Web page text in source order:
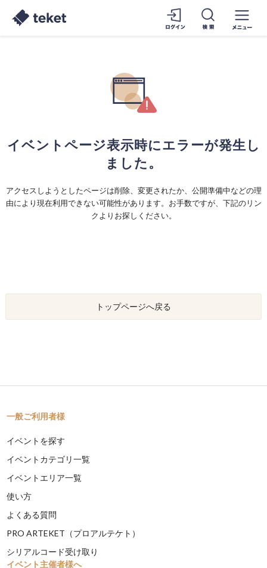
イベントページ表示時にエラーが発生し
ました。
アクセスしようとしたページは削除、変更されたか、公開準備中などの理
由により現在利用できない可能性があります。お手数ですが、下記のリン
クよりお探しください。
トップページへ戻る
一般ご利用者様
イベントを探す
イベントカテゴリ一覧
イベントエリア一覧
使い方
よくある質問
PRO ARTEKET（プロアルテケト）
シリアルコード受け取り
イベント主催者様へ